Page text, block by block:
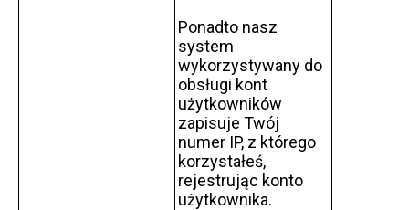
Ponadto nasz
system
wykorzystywany do
obsługi kont
użytkowników
zapisuje Twój
numer IP, z którego
korzystałeś,
rejestrując konto
użytkownika.